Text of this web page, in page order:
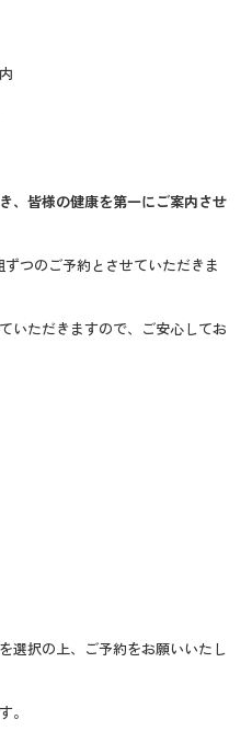
、皆様の健康を第一にご案内させ
つのご予約とさせていただきま
いただきますので、ご安心してお
選択の上、ご予約をお願いいたし
。